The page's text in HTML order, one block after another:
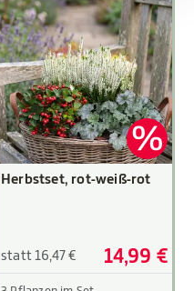
Herbstset, rot-weiß-rot
statt 16,47 € 14,99 €